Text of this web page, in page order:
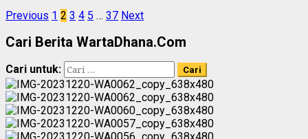
Previous 1 2 3 4 5 … 37 Next
Cari Berita WartaDhana.Com
Cari untuk: